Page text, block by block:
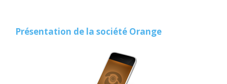
Présentation de la société Orange